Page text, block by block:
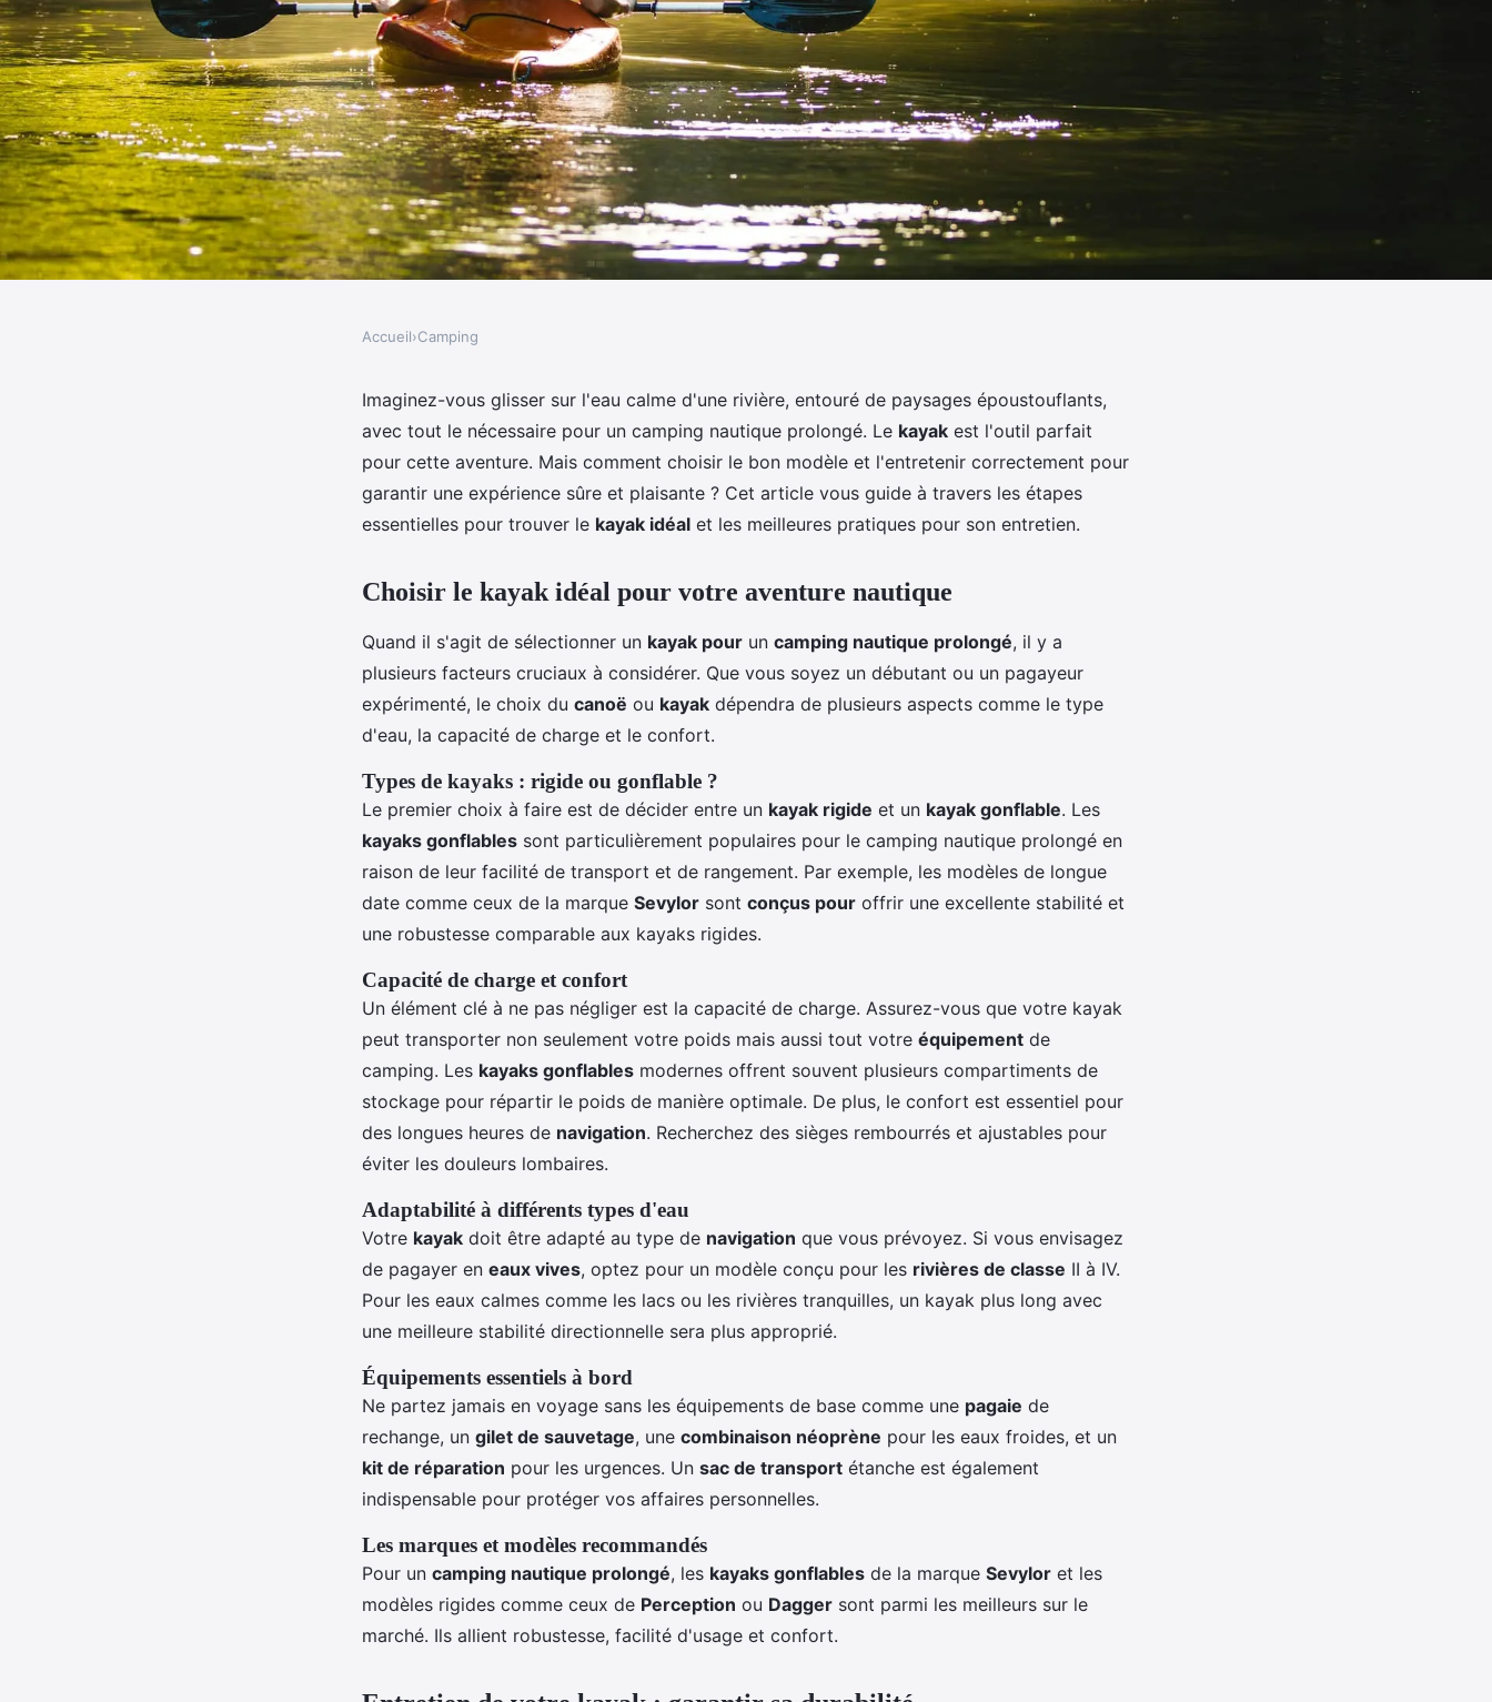
Comment choisir et entretenir un kayak
pour un camping nautique prolongé?
Accueil›Camping
Imaginez-vous glisser sur l'eau calme d'une rivière, entouré de paysages époustouflants,
avec tout le nécessaire pour un camping nautique prolongé. Le kayak est l'outil parfait
pour cette aventure. Mais comment choisir le bon modèle et l'entretenir correctement pour
garantir une expérience sûre et plaisante ? Cet article vous guide à travers les étapes
essentielles pour trouver le kayak idéal et les meilleures pratiques pour son entretien.
Choisir le kayak idéal pour votre aventure nautique
Quand il s'agit de sélectionner un kayak pour un camping nautique prolongé, il y a
plusieurs facteurs cruciaux à considérer. Que vous soyez un débutant ou un pagayeur
expérimenté, le choix du canoë ou kayak dépendra de plusieurs aspects comme le type
d'eau, la capacité de charge et le confort.
Types de kayaks : rigide ou gonflable ?
Le premier choix à faire est de décider entre un kayak rigide et un kayak gonflable. Les
kayaks gonflables sont particulièrement populaires pour le camping nautique prolongé en
raison de leur facilité de transport et de rangement. Par exemple, les modèles de longue
date comme ceux de la marque Sevylor sont conçus pour offrir une excellente stabilité et
une robustesse comparable aux kayaks rigides.
Capacité de charge et confort
Un élément clé à ne pas négliger est la capacité de charge. Assurez-vous que votre kayak
peut transporter non seulement votre poids mais aussi tout votre équipement de
camping. Les kayaks gonflables modernes offrent souvent plusieurs compartiments de
stockage pour répartir le poids de manière optimale. De plus, le confort est essentiel pour
des longues heures de navigation. Recherchez des sièges rembourrés et ajustables pour
éviter les douleurs lombaires.
Adaptabilité à différents types d'eau
Votre kayak doit être adapté au type de navigation que vous prévoyez. Si vous envisagez
de pagayer en eaux vives, optez pour un modèle conçu pour les rivières de classe II à IV.
Pour les eaux calmes comme les lacs ou les rivières tranquilles, un kayak plus long avec
une meilleure stabilité directionnelle sera plus approprié.
Équipements essentiels à bord
Ne partez jamais en voyage sans les équipements de base comme une pagaie de
rechange, un gilet de sauvetage, une combinaison néoprène pour les eaux froides, et un
kit de réparation pour les urgences. Un sac de transport étanche est également
indispensable pour protéger vos affaires personnelles.
Les marques et modèles recommandés
Pour un camping nautique prolongé, les kayaks gonflables de la marque Sevylor et les
modèles rigides comme ceux de Perception ou Dagger sont parmi les meilleurs sur le
marché. Ils allient robustesse, facilité d'usage et confort.